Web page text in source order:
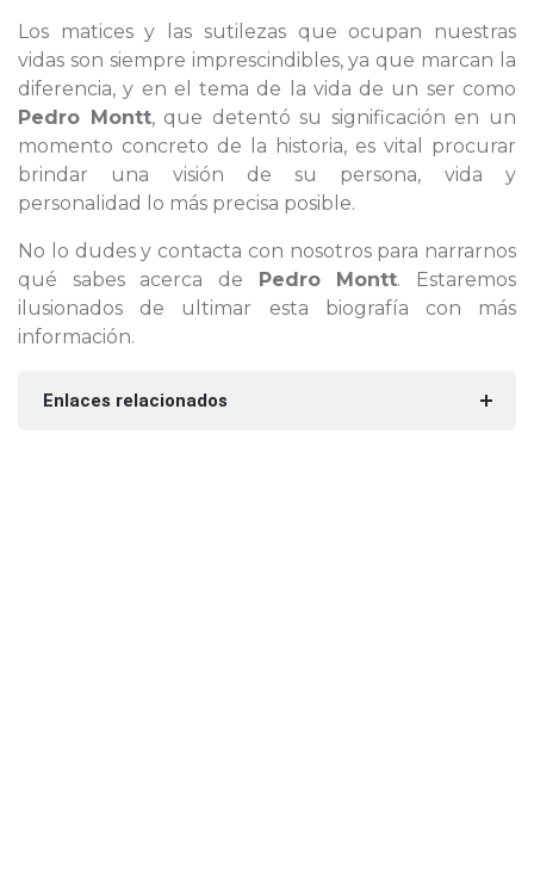
Los matices y las sutilezas que ocupan nuestras
vidas son siempre imprescindibles, ya que marcan la
diferencia, y en el tema de la vida de un ser como
Pedro Montt, que detentó su significación en un
momento concreto de la historia, es vital procurar
brindar una visión de su persona, vida y
personalidad lo más precisa posible.
No lo dudes y contacta con nosotros para narrarnos
qué sabes acerca de Pedro Montt. Estaremos
ilusionados de ultimar esta biografía con más
información.
Enlaces relacionados